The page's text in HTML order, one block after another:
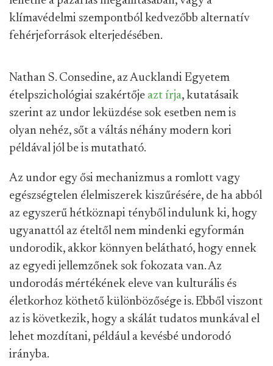
klímavédelmi szempontból kedvezőbb alternatív
fehérjeforrások elterjedésében.
Nathan S. Consedine, az Aucklandi Egyetem
ételpszichológiai szakértője azt írja, kutatásaik
szerint az undor leküzdése sok esetben nem is
olyan nehéz, sőt a váltás néhány modern kori
példával jól be is mutatható.
Az undor egy ősi mechanizmus a romlott vagy
egészségtelen élelmiszerek kiszűrésére, de ha abból
az egyszerű hétköznapi tényből indulunk ki, hogy
ugyanattól az ételtől nem mindenki egyformán
undorodik, akkor könnyen belátható, hogy ennek
az egyedi jellemzőnek sok fokozata van. Az
undorodás mértékének eleve van kulturális és
életkorhoz köthető különbözősége is. Ebből viszont
az is következik, hogy a skálát tudatos munkával el
lehet mozdítani, például a kevésbé undorodó
irányba.